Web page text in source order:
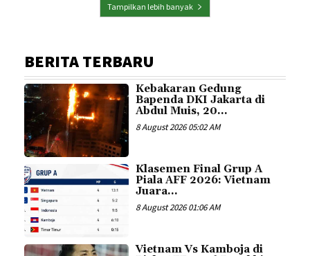
Tampilkan lebih banyak
BERITA TERBARU
Kebakaran Gedung
Bapenda DKI Jakarta di
Abdul Muis, 20...
8 August 2026 05:02 AM
Klasemen Final Grup A
Piala AFF 2026: Vietnam
Juara...
8 August 2026 01:06 AM
Vietnam Vs Kamboja di